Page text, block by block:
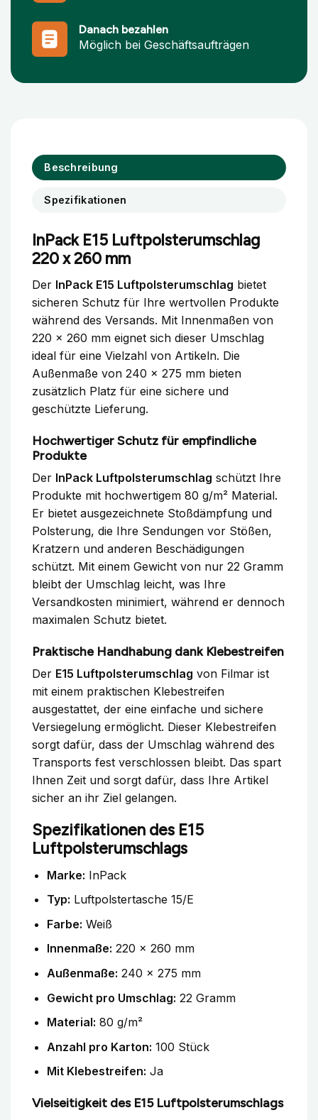
Danach bezahlen
Möglich bei Geschäftsaufträgen
Beschreibung
Spezifikationen
InPack E15 Luftpolsterumschlag
220 x 260 mm
Der InPack E15 Luftpolsterumschlag bietet
sicheren Schutz für Ihre wertvollen Produkte
während des Versands. Mit Innenmaßen von
220 x 260 mm eignet sich dieser Umschlag
ideal für eine Vielzahl von Artikeln. Die
Außenmaße von 240 x 275 mm bieten
zusätzlich Platz für eine sichere und
geschützte Lieferung.
Hochwertiger Schutz für empfindliche
Produkte
Der InPack Luftpolsterumschlag schützt Ihre
Produkte mit hochwertigem 80 g/m² Material.
Er bietet ausgezeichnete Stoßdämpfung und
Polsterung, die Ihre Sendungen vor Stößen,
Kratzern und anderen Beschädigungen
schützt. Mit einem Gewicht von nur 22 Gramm
bleibt der Umschlag leicht, was Ihre
Versandkosten minimiert, während er dennoch
maximalen Schutz bietet.
Praktische Handhabung dank Klebestreifen
Der E15 Luftpolsterumschlag von Filmar ist
mit einem praktischen Klebestreifen
ausgestattet, der eine einfache und sichere
Versiegelung ermöglicht. Dieser Klebestreifen
sorgt dafür, dass der Umschlag während des
Transports fest verschlossen bleibt. Das spart
Ihnen Zeit und sorgt dafür, dass Ihre Artikel
sicher an ihr Ziel gelangen.
Spezifikationen des E15
Luftpolsterumschlags
Marke: InPack
Typ: Luftpolstertasche 15/E
Farbe: Weiß
Innenmaße: 220 x 260 mm
Außenmaße: 240 x 275 mm
Gewicht pro Umschlag: 22 Gramm
Material: 80 g/m²
Anzahl pro Karton: 100 Stück
Mit Klebestreifen: Ja
Vielseitigkeit des E15 Luftpolsterumschlags